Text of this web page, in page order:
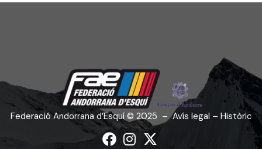
Federació Andorrana d’Esquí © 2025 –Avís legal – Històric